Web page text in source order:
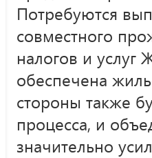
Потребуются
совместного
налогов и услуг
обеспечена
стороны также
процесса, и
значительно